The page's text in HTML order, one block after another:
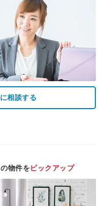
相談する
物件をピックアップ